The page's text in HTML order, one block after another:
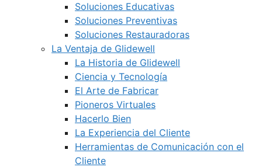
Soluciones Educativas
Soluciones Preventivas
Soluciones Restauradoras
La Ventaja de Glidewell
La Historia de Glidewell
Ciencia y Tecnología
El Arte de Fabricar
Pioneros Virtuales
Hacerlo Bien
La Experiencia del Cliente
Herramientas de Comunicación con el
Cliente